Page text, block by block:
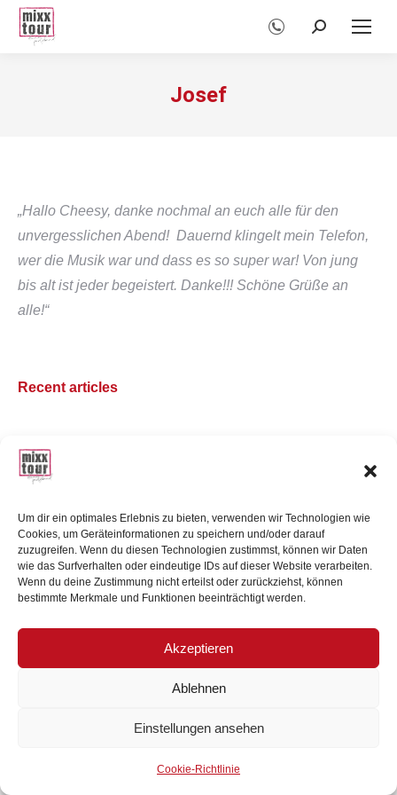
Um dir ein optimales Erlebnis zu bieten, verwenden wir Technologien wie
Cookies, um Geräteinformationen zu speichern und/oder darauf
zuzugreifen. Wenn du diesen Technologien zustimmst, können wir Daten
wie das Surfverhalten oder eindeutige IDs auf dieser Website verarbeiten.
Wenn du deine Zustimmung nicht erteilst oder zurückziehst, können
bestimmte Merkmale und Funktionen beeinträchtigt werden.
Akzeptieren
Ablehnen
Einstellungen ansehen
Cookie-Richtlinie
Search:
Josef
„Hallo Cheesy, danke nochmal an euch alle für den
unvergesslichen Abend! Dauernd klingelt mein Telefon,
wer die Musik war und dass es so super war! Von jung
bis alt ist jeder begeistert. Danke!!! Schöne Grüße an
alle!“
Recent articles
Impressum | Datenschutzerklärung